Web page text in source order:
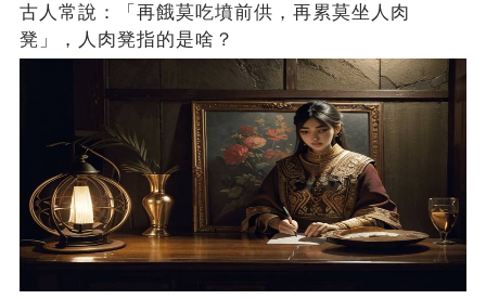
古人常說：「再餓莫吃墳前供，再累莫坐人肉
凳」，人肉凳指的是啥？